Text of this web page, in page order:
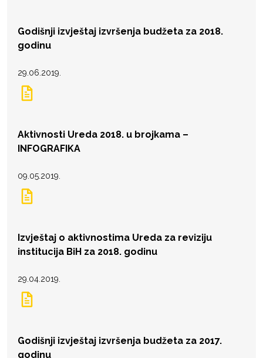
Godišnji izvještaj izvršenja budžeta za 2018.
godinu
29.06.2019.
Aktivnosti Ureda 2018. u brojkama –
INFOGRAFIKA
09.05.2019.
Izvještaj o aktivnostima Ureda za reviziju
institucija BiH za 2018. godinu
29.04.2019.
Godišnji izvještaj izvršenja budžeta za 2017.
godinu